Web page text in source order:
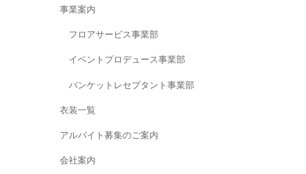
事業案内
フロアサービス事業部
イベントプロデュース事業部
バンケットレセプタント事業部
衣装一覧
アルバイト募集のご案内
会社案内